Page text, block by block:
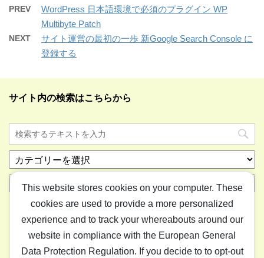
PREV
WordPress 日本語環境で必須のプラグイン WP
Multibyte Patch
NEXT
サイト運営の最初の一歩 新Google Search Console に
登録する
サイト内の検索はこちらから
テ
ゴ
リ
ア
ー
This website stores cookies on your computer. These
cookies are used to provide a more personalized
experience and to track your whereabouts around our
website in compliance with the European General
Data Protection Regulation. If you decide to to opt-out